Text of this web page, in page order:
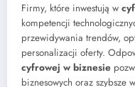
Firmy, które inwestują w
kompetencji
przewidywania trendów,
personalizacji oferty.
cyfrowej w biznesie
biznesowych oraz szybsze